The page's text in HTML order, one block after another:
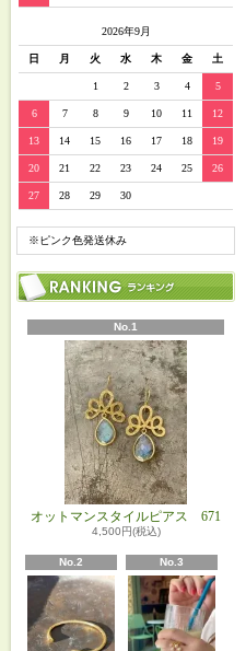
2026年9月
日 月 火 水 木 金 土
1 2 3 4 5
6 7 8 9 10 11 12
13 14 15 16 17 18 19
20 21 22 23 24 25 26
27 28 29 30
※ピンク色発送休み
No.1
オットマンスタイルピアス 671
4,500円(税込)
No.2 No.3